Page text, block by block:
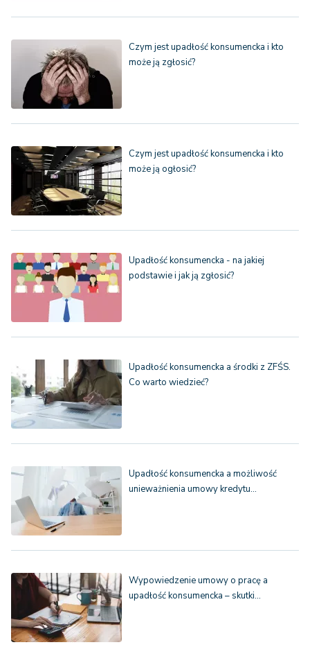
Czym jest upadłość konsumencka i kto
może ją zgłosić?
Czym jest upadłość konsumencka i kto
może ją ogłosić?
Upadłość konsumencka - na jakiej
podstawie i jak ją zgłosić?
Upadłość konsumencka a środki z ZFŚS.
Co warto wiedzieć?
Upadłość konsumencka a możliwość
unieważnienia umowy kredytu…
Wypowiedzenie umowy o pracę a
upadłość konsumencka – skutki…